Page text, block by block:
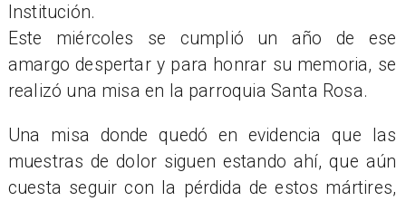
Institución.
Este miércoles se cumplió un año de ese
amargo despertar y para honrar su memoria, se
realizó una misa en la parroquia Santa Rosa.
Una misa donde quedó en evidencia que las
muestras de dolor siguen estando ahí, que aún
cuesta seguir con la pérdida de estos mártires,